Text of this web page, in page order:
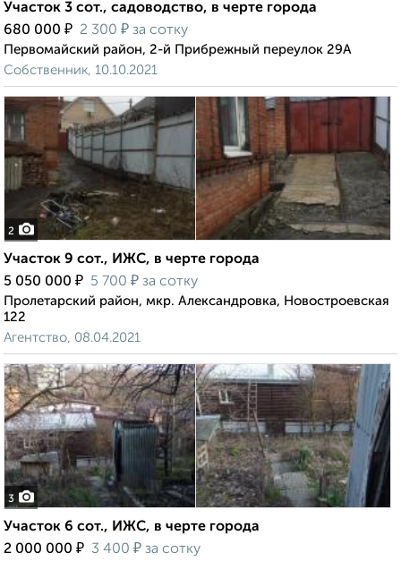
Участок 3 сот., садоводство, в черте города
680 000 ₽ 2 300 ₽ за сотку
Первомайский район, 2-й Прибрежный переулок 29А
Собственник, 10.10.2021
2
Участок 9 сот., ИЖС, в черте города
5 050 000 ₽ 5 700 ₽ за сотку
Пролетарский район, мкр. Александровка, Новостроевская
122
Агентство, 08.04.2021
3
Участок 6 сот., ИЖС, в черте города
2 000 000 ₽ 3 400 ₽ за сотку